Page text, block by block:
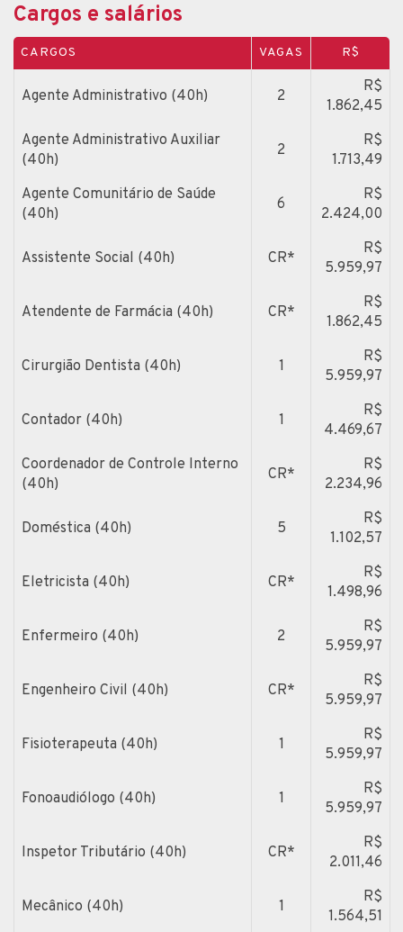
Cargos e salários
CARGOS VAGAS R$
Agente Administrativo (40h) 2
R$
1.862,45
Agente Administrativo Auxiliar
(40h)
2
R$
1.713,49
Agente Comunitário de Saúde
(40h)
6
R$
2.424,00
Assistente Social (40h) CR*
R$
5.959,97
Atendente de Farmácia (40h) CR*
R$
1.862,45
Cirurgião Dentista (40h) 1
R$
5.959,97
Contador (40h) 1
R$
4.469,67
Coordenador de Controle Interno
(40h)
CR*
R$
2.234,96
Doméstica (40h) 5
R$
1.102,57
Eletricista (40h) CR*
R$
1.498,96
Enfermeiro (40h) 2
R$
5.959,97
Engenheiro Civil (40h) CR*
R$
5.959,97
Fisioterapeuta (40h) 1
R$
5.959,97
Fonoaudiólogo (40h) 1
R$
5.959,97
Inspetor Tributário (40h) CR*
R$
2.011,46
Mecânico (40h) 1
R$
1.564,51